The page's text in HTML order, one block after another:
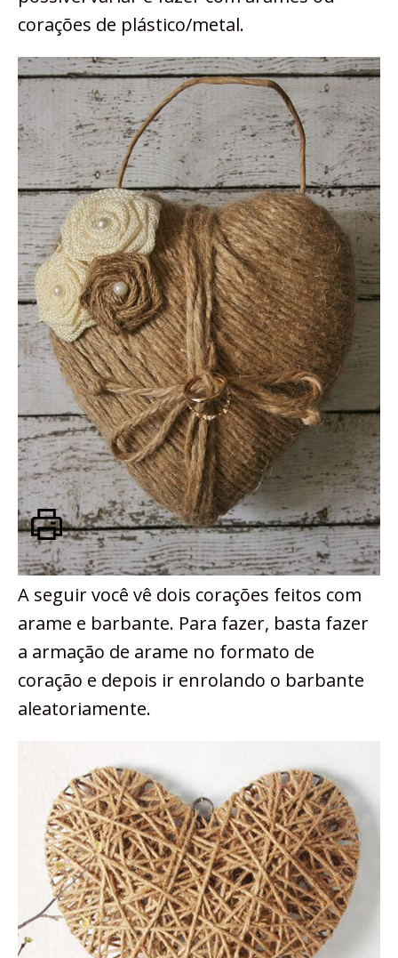
corações de plástico/metal.
A seguir você vê dois corações feitos com
arame e barbante. Para fazer, basta fazer
a armação de arame no formato de
coração e depois ir enrolando o barbante
aleatoriamente.